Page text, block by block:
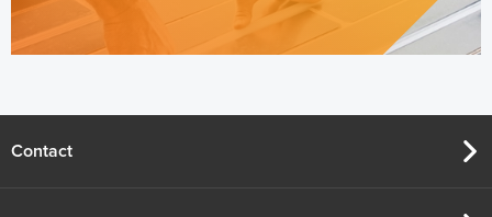
Contact